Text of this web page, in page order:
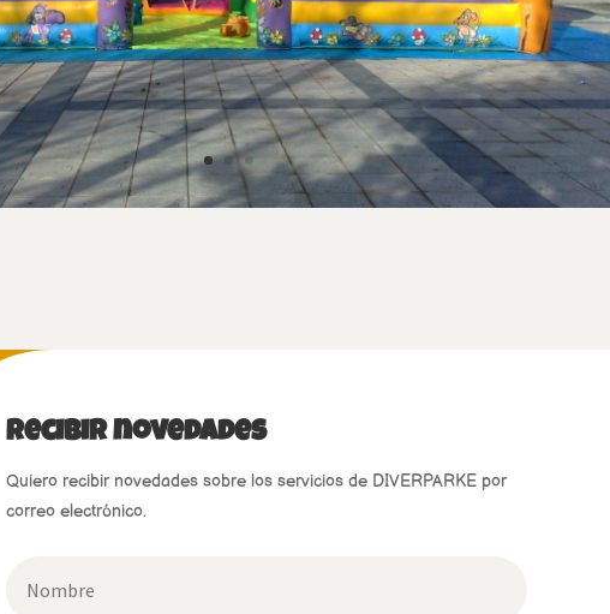
recibir novedades
Quiero recibir novedades sobre los servicios de DIVERPARKE por
correo electrónico.